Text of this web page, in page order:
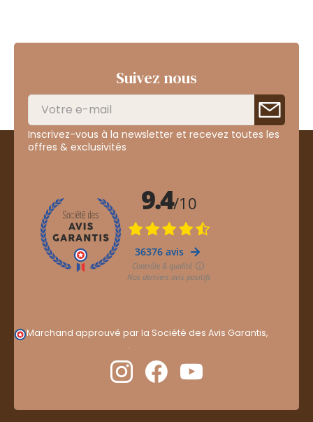
Suivez nous
Inscrivez-vous à la newsletter et recevez toutes les
offres & exclusivités
Marchand approuvé par la Société des Avis Garantis,
.